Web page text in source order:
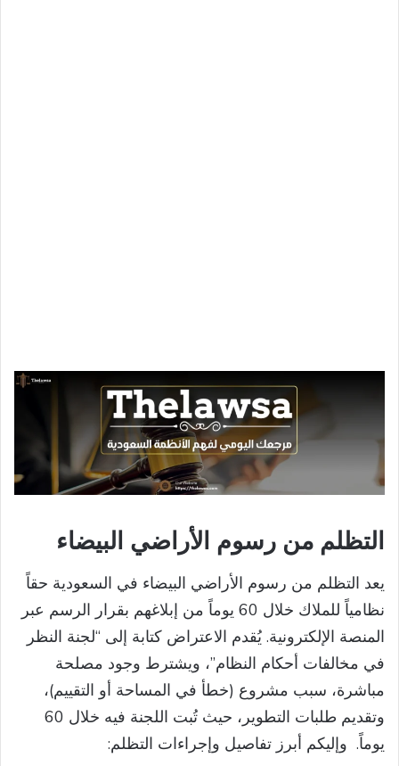
التظلم من رسوم الأراضي البيضاء
يعد التظلم من رسوم الأراضي البيضاء في السعودية حقاً
نظامياً للملاك خلال 60 يوماً من إبلاغهم بقرار الرسم عبر
المنصة الإلكترونية. يُقدم الاعتراض كتابة إلى “لجنة النظر
في مخالفات أحكام النظام”، ويشترط وجود مصلحة
مباشرة، سبب مشروع (خطأ في المساحة أو التقييم)،
وتقديم طلبات التطوير، حيث تُبت اللجنة فيه خلال 60
يوماً. وإليكم أبرز تفاصيل وإجراءات التظلم: